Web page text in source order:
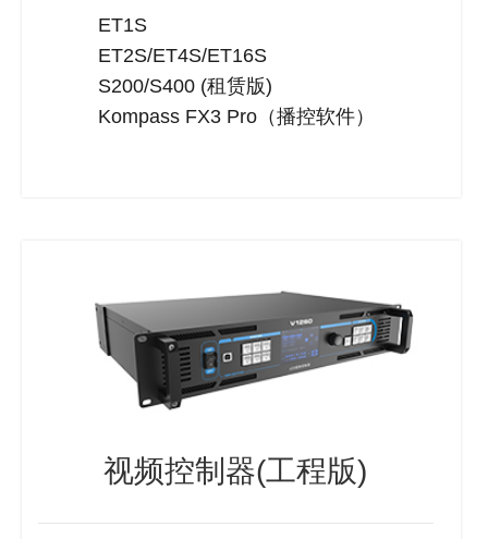
ET1S
ET2S/ET4S/ET16S
S200/S400 (租赁版)
Kompass FX3 Pro（播控软件）
视频控制器(工程版)